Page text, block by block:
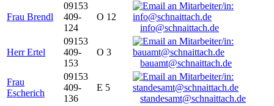
Frau Brendl
09153
409-
124
O 12
info@schnaittach.de
Herr Ertel
09153
409-
153
O 3
bauamt@schnaittach.de
Frau
Escherich
09153
409-
136
E 5
standesamt@schnaittach.de